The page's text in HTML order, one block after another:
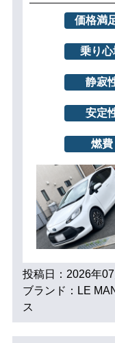
価格満
乗り心
静寂
安定
燃費
投稿日：2026年07
ブランド：LE
ス